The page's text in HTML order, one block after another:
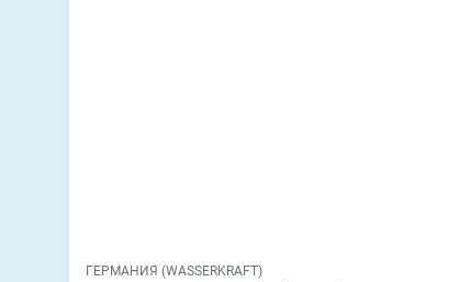
ГЕРМАНИЯ (WASSERKRAFT)